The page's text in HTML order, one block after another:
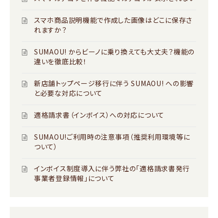
スマホ商品説明機能で作成した画像はどこに保存さ
れますか？
SUMAOU! からビーノに乗り換えても大丈夫？機能の
違いを徹底比較！
新店舗トップページ移行に伴う SUMAOU! への影響
と必要な対応について
適格請求書（インボイス）への対応について
SUMAOU!ご利用時の注意事項（推奨利用環境等に
ついて）
インボイス制度導入に伴う弊社の「適格請求書発行
事業者登録情報」について